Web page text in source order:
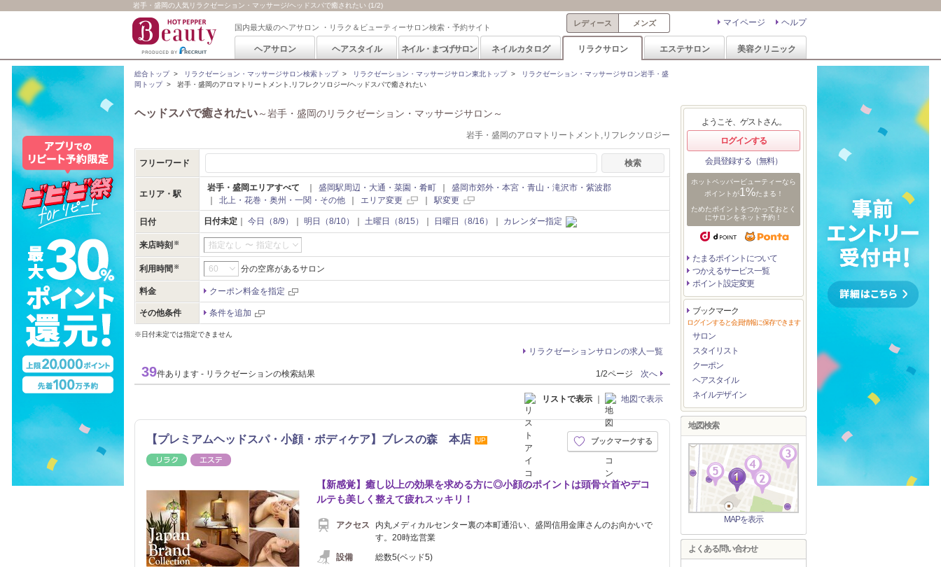
岩手・盛岡の人気リラクゼーション・マッサージ/ヘッドスパで癒されたい (1/2)
国内最大級のヘアサロン ・リラク＆ビューティーサロン検索・予約サイト ヘルプ
マイページ
レディース メンズ
ヘアサロン ヘアスタイル ネイル・まつげサロン ネイルカタログ リラクサロン エステサロン 美容クリニック
総合トップ> リラクゼーション・マッサージサロン検索トップ> リラクゼーション・マッサージサロン東北トップ>
リラクゼーション・マッサージサロン岩手・盛
岡トップ> 岩手・盛岡のアロマトリートメント,リフレクソロジー/ヘッドスパで癒されたい
ヘッドスパで癒されたい～岩手・盛岡のリラクゼーション・マッサージサロン～
岩手・盛岡のアロマトリートメント,リフレクソロジー
フリーワード
エリア・駅
岩手・盛岡エリアすべて 盛岡駅周辺・大通・菜園・肴町
盛岡市郊外・本宮・青山・滝沢市・紫波郡
北上・花巻・奥州・一関・その他 エリア変更 駅変更
日付 日付未定 今日（8/9） 明日（8/10） 土曜日（8/15） 日曜日（8/16） カレンダー指定
来店時刻 指定なし 〜 指定なし
利用時間 分の空席があるサロン
料金 クーポン料金を指定
その他条件 条件を追加
※日付未定では指定できません
リラクゼーションサロンの求人一覧
39件あります - リラクゼーションの検索結果 1/2ページ 次へ
リストで表示 ｜ 地図で表示
【プレミアムヘッドスパ・小顔・ボディケア】ブレスの森 本店 UP
リラク
ブックマークする
【新感覚】癒し以上の効果を求める方に◎小顔のポイントは頭骨☆首やデコ
ルテも美しく整えて疲れスッキリ！
アクセス
内丸メディカルセンター裏の本町通沿い、盛岡信用金庫さんのお向かいで
す。20時迄営業
設備
総数5(ベッド5)
ようこそ、ゲストさん。
ログインする
会員登録する（無料）
ホットペッパービューティーなら
ポイントが1%たまる！
ためたポイントをつかっておとく
にサロンをネット予約！
たまるポイントについて
つかえるサービス一覧
ポイント設定変更
ブックマーク
ログインすると会員情報に保存できます
サロン
スタイリスト
クーポン
ヘアスタイル
ネイルデザイン
地図検索
MAPを表示
よくある問い合わせ